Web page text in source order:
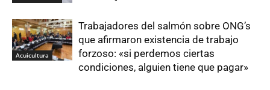
Acuicultura
Trabajadores del salmón sobre ONG’s
que afirmaron existencia de trabajo
forzoso: «si perdemos ciertas
condiciones, alguien tiene que pagar»